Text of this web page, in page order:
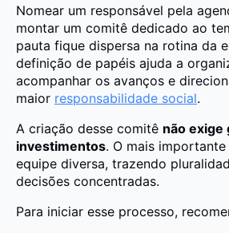
Nomear um responsável pela
montar um comitê dedicado ao
pauta fique dispersa na rotina da
definição de papéis ajuda a
acompanhar os avanços e
maior responsabilidade social.
A criação desse comitê não exige
investimentos. O mais
equipe diversa, trazendo
decisões concentradas.
Para iniciar esse processo,